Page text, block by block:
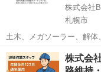
株式会社
札幌市
土木、メガソーラー、解体
してます。 測量、重機オペ、杭打ち資格者大歓迎！！ 高額単価！！
大手から仕事受けています
北海道 札幌市 その他
株式会